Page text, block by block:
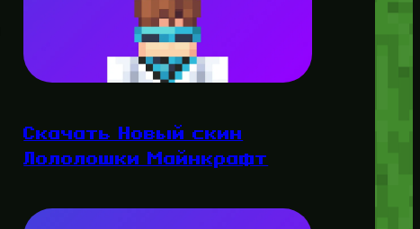
Скачать Новый скин
Лололошки Майнкрафт